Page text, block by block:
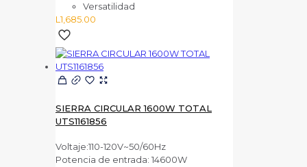
Versatilidad
L1,685.00
SIERRA CIRCULAR 1600W TOTAL
UTS1161856
Voltaje:110-120V~50/60Hz
Potencia de entrada: 14600W